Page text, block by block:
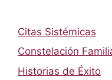
Citas Sistémicas
Constelación
Historias de Éxito